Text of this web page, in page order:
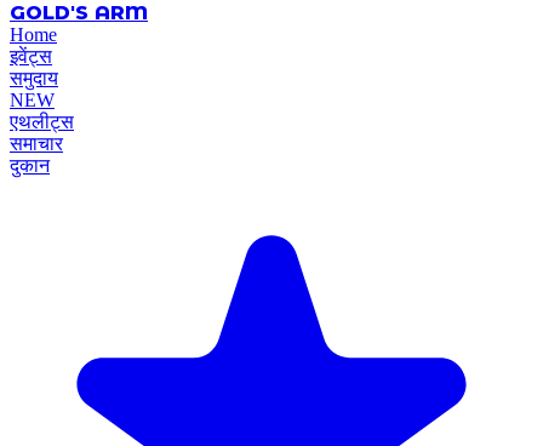
GOLD'S ARM
Home
इवेंट्स
समुदाय
NEW
एथलीट्स
समाचार
दुकान